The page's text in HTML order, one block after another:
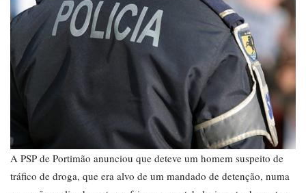
A PSP de Portimão anunciou que deteve um homem suspeito de
tráfico de droga, que era alvo de um mandado de detenção, numa